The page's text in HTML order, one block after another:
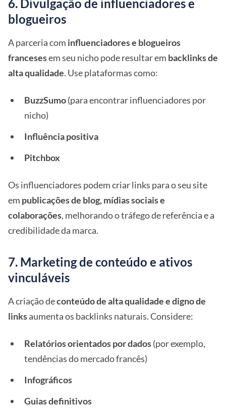
6. Divulgação de influenciadores e
blogueiros
A parceria com influenciadores e blogueiros
francesesem seu nicho pode resultar em backlinks de
alta qualidade. Use plataformas como:
BuzzSumo(para encontrar influenciadores por
nicho)
Influência positiva
Pitchbox
Os influenciadores podem criar links para o seu site
em publicações de blog, mídias sociais e
colaborações, melhorando o tráfego de referência e a
credibilidade da marca.
7. Marketing de conteúdo e ativos
vinculáveis
A criação deconteúdo de alta qualidade e digno de
linksaumenta os backlinks naturais. Considere:
Relatórios orientados por dados(por exemplo,
tendências do mercado francês)
Infográficos
Guias definitivos